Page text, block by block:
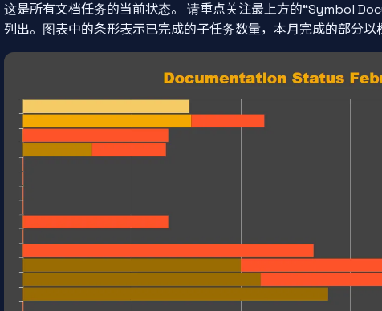
这是所有文档任务的当前状态。 请重点关注最上方的“Symbol
列出。图表中的条形表示已完成的子任务数量，本月完成的部分以